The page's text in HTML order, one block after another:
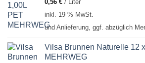
0,56 € / Liter
inkl. 19 % MwSt.
und Anlieferung, ggf. abzüglich
Vilsa Brunnen Naturelle 12
MEHRWEG